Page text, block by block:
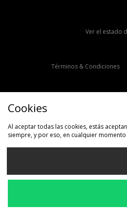
Ver el estado
Términos & Condiciones
Cookies
Al aceptar todas las cookies, estás
siempre, y por eso, en cualquier